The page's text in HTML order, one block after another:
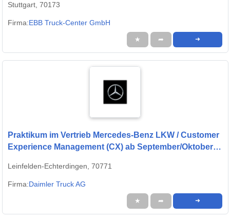
Stuttgart, 70173
Firma:EBB Truck-Center GmbH
★ ➦ ➜
Praktikum im Vertrieb Mercedes-Benz LKW / Customer
Experience Management (CX) ab September/Oktober
Leinfelden-Echterdingen, 70771
Firma:Daimler Truck AG
★ ➦ ➜